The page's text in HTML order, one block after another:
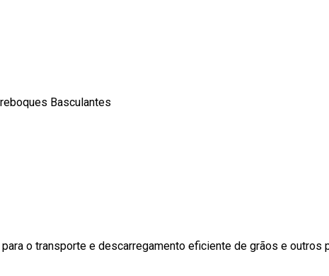
Basculantes
o transporte e descarregamento eficiente de grãos e outros